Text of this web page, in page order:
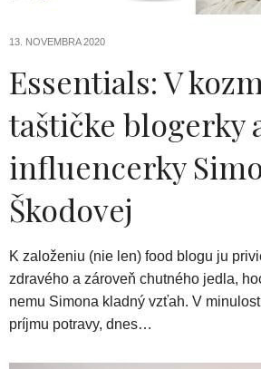
13. NOVEMBRA 2020
Essentials: V
taštičke blogerky
influencerky
Škodovej
K založeniu (nie len) food blogu ju
zdravého a zároveň chutného jedla,
nemu Simona kladný vzťah. V
príjmu potravy, dnes…